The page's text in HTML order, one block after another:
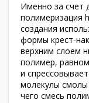
Именно за счет
полимеризация
создания
формы крест-
верхним слоем
полимер,
и
молекулы
чего смесь